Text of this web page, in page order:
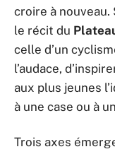
croire à
le récit du
celle d’un
l’audace,
aux plus jeunes
à une case ou à
Trois axes